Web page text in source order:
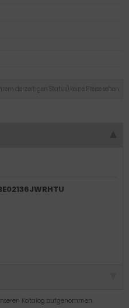
derzeitigen Status) keine Preise sehen.
Katalog aufgenommen.